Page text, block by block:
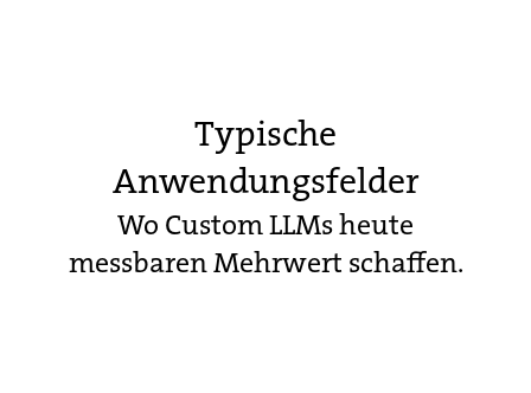
Typische
Anwendungsfelder
Wo Custom LLMs heute
messbaren Mehrwert schaffen.